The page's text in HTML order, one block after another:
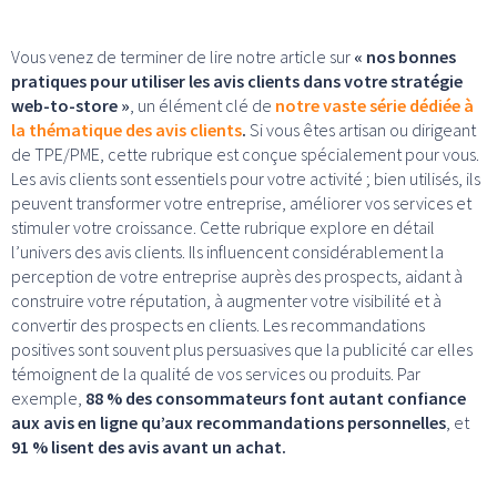
Vous venez de terminer de lire notre article sur « nos bonnes
pratiques pour utiliser les avis clients dans votre stratégie
web-to-store » , un élément clé de notre vaste série dédiée à
la thématique des avis clients. Si vous êtes artisan ou dirigeant
de TPE/PME, cette rubrique est conçue spécialement pour vous.
Les avis clients sont essentiels pour votre activité ; bien utilisés, ils
peuvent transformer votre entreprise, améliorer vos services et
stimuler votre croissance. Cette rubrique explore en détail
l’univers des avis clients. Ils influencent considérablement la
perception de votre entreprise auprès des prospects, aidant à
construire votre réputation, à augmenter votre visibilité et à
convertir des prospects en clients. Les recommandations
positives sont souvent plus persuasives que la publicité car elles
témoignent de la qualité de vos services ou produits. Par
exemple, 88 % des consommateurs font autant confiance
aux avis en ligne qu’aux recommandations personnelles , et
91 % lisent des avis avant un achat.